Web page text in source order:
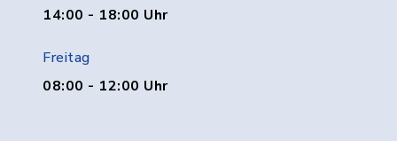
14:00 - 18:00 Uhr
Freitag
08:00 - 12:00 Uhr